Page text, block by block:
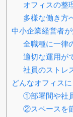
オフィスの整
多様な働き方
中小企業経営者
全職種に一律
適切な運用が
社員のストレ
どんなオフィス
①部署間や社
②スペースを